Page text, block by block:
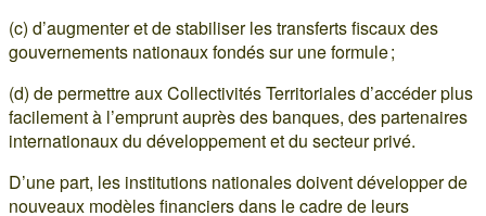
(c) d’augmenter et de stabiliser les transferts fiscaux des
gouvernements nationaux fondés sur une formule ;
(d) de permettre aux Collectivités Territoriales d’accéder plus
facilement à l’emprunt auprès des banques, des partenaires
internationaux du développement et du secteur privé.
D’une part, les institutions nationales doivent développer de
nouveaux modèles financiers dans le cadre de leurs